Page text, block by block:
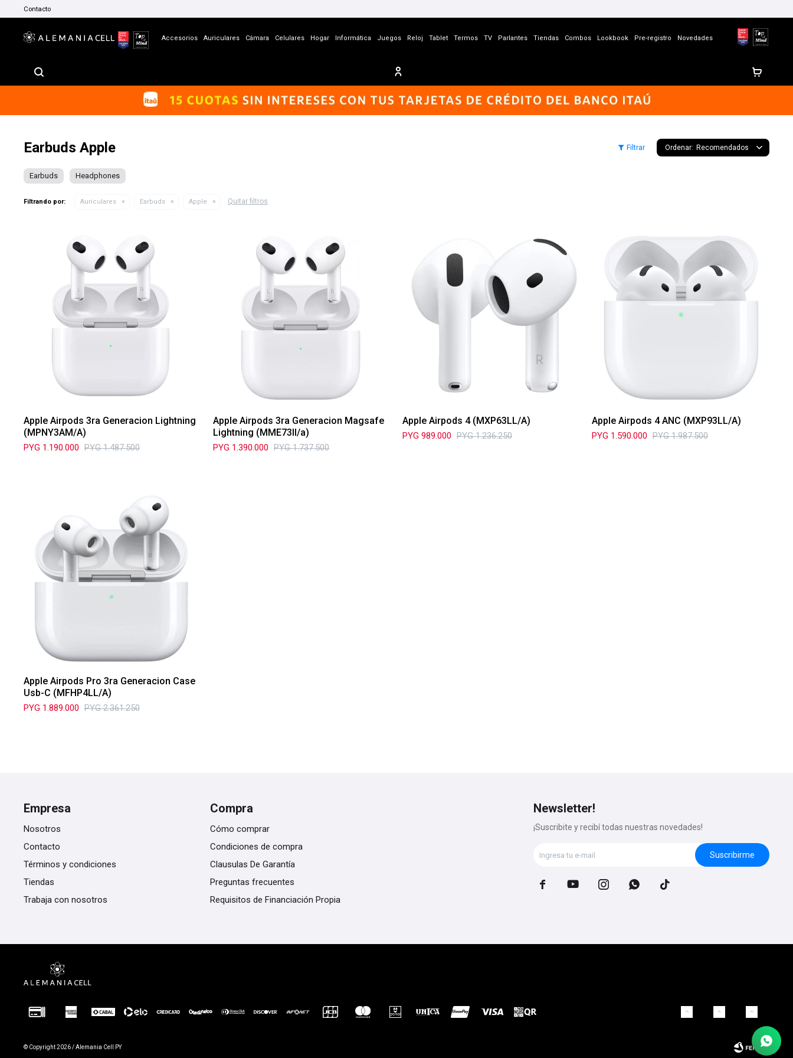
Accesorios Auriculares Cámara Celulares Hogar Informática Juegos Reloj Tablet Termos TV Parlantes Tiendas Combos Lookbook Pre-registro Novedades
Contacto
Earbuds Apple Recomendados
Earbuds Headphones
Filtrando por: Auriculares Earbuds Apple Quitar filtros
Apple Airpods 3ra Generacion Lightning
(MPNY3AM/A)
PYG 1.190.000 PYG 1.487.500
Apple Airpods 3ra Generacion Magsafe
Lightning (MME73ll/a)
PYG 1.390.000 PYG 1.737.500
Apple Airpods 4 (MXP63LL/A)
PYG 989.000 PYG 1.236.250
Apple Airpods 4 ANC (MXP93LL/A)
PYG 1.590.000 PYG 1.987.500
Apple Airpods Pro 3ra Generacion Case
Usb-C (MFHP4LL/A)
PYG 1.889.000 PYG 2.361.250
Empresa
Nosotros
Contacto
Términos y condiciones
Tiendas
Trabaja con nosotros
Compra
Cómo comprar
Condiciones de compra
Clausulas De Garantía
Preguntas frecuentes
Requisitos de Financiación Propia
Newsletter!
¡Suscribite y recibí todas nuestras novedades!
Suscribirme
    
© Copyright 2026 / Alemania Cell PY